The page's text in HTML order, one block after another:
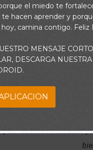
sido mi delicia, Ya en
Porque con
para entender que
estar agobiado o
paz. Guarda mi corazón
el miedo te
hacen aprender y
camina contigo. Feliz
MENSAJE
DESCARGA NUESTRA